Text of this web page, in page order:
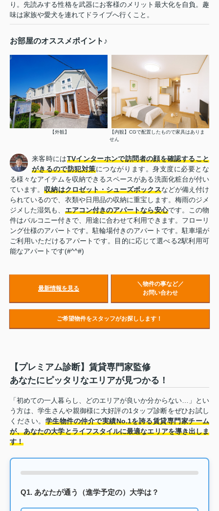
り。先読みする性格を武器にお客様のメリット最大化を自負。趣
味は家族や愛犬を連れてドライブへ行くこと。
お部屋のオススメポイント♪
【外観】
【内観】CGで配置したもので家具はありま
せん
来客時にはTVインターホンで訪問者の顔を確認すること
がきるので防犯対策につながります。身支度に必要とな
る様々なアイテムを収納できるスペースがある洗面化粧台が付い
ています。収納はクロゼット・シューズボックスなどが備え付け
られているので、衣類や日用品の収納に重宝します。梅雨のジメ
ジメした湿気も、 エアコン付きのアパートなら安心です。この物
件はバルコニー付きで、用途に合わせて利用できます。フローリ
ング仕様のアパートです。駐輪場付きのアパートです。駐車場が
ご利用いただけるアパートです。目的に応じて選べる2駅利用可
能なアパートです(#^^#)
最新情報を見る
＼物件の事など／
お問い合わせ
ご希望物件をスタッフがお探しします！
【プレミアム診断】賃貸専門家監修
あなたにピッタリなエリアが見つかる！
「初めての一人暮らし、どのエリアが良いか分からない…」とい
う方は、学生さんや親御様に大好評の1タップ診断をぜひお試し
ください。 学生物件の仲介で実績No.1を誇る賃貸専門家チーム
が、あなたの大学とライフスタイルに最適なエリアを導き出しま
す！
Q1. あなたが通う（進学予定の）大学は？